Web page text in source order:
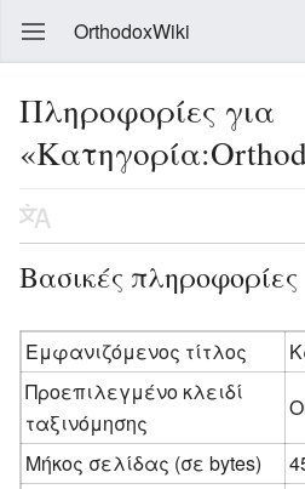
OrthodoxWiki
Πληροφορίες για
Βασικές πληροφορίες
Εμφανιζόμενος τίτλος
Προεπιλεγμένο κλειδί
ταξινόμησης
Μήκος σελίδας (σε bytes)